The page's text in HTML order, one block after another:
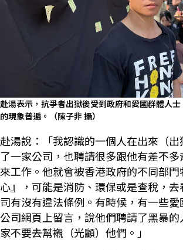
赴湯表示，抗爭者出獄後受到政府和愛國群體人士
的現象普遍。（陳子非 攝）
赴湯說：「我認識的一個人在出來（出
了一家公司，也聘請很多跟他有差不多
來工作。他就會被香港政府的不同部門
心』，可能是消防、環保或是查稅，
司有沒有違法條例。有時候，有一些
公司網頁上留言，說他們聘請了黑暴的
家不要去幫襯（光顧）他們。」